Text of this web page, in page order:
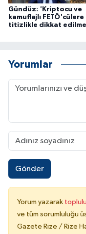
Gündüz: 'Kriptocu ve
kamuflajlı FETÖ'cülere
titizlikle dikkat
Yorumlar
Gönder
Yorum yazarak
ve tüm sorumluluğu
Gazete Rize / Rize